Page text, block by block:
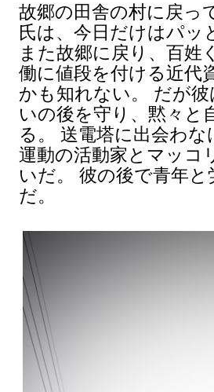
故郷の田舎の村に戻っ
氏は、今日だけはパッ
また故郷に戻り、百姓
働に値段を付ける近代
かも知れない。 だが
いの後を守り、黙々と
る。 送電塔に出会わ
運動の活動家とマッコ
いだ。 彼の後で青年
だ。